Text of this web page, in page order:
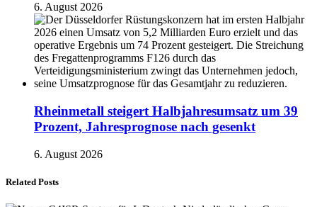
6. August 2026
Rheinmetall steigert Halbjahresumsatz um 39
Prozent, Jahresprognose nach gesenkt
6. August 2026
Related Posts